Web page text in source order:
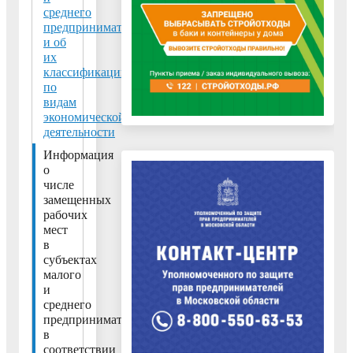
среднего
предпринимательства
и об
их
классификации
по
видам
экономической
деятельности
Информация
о
числе
замещенных
рабочих
мест
в
субъектах
малого
и
среднего
предпринимательства
в
соответствии
территории
городского
Воскресенск
малого
среднего
с
учетом
предпринимателей,
13